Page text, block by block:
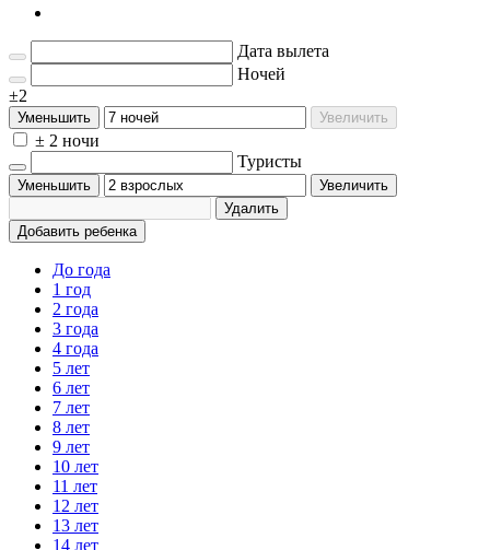
Дата вылета
Ночей
±2
Уменьшить Увеличить
± 2 ночи
Туристы
Уменьшить
Увеличить
Удалить
Добавить ребенка
До года
1 год
2 года
3 года
4 года
5 лет
6 лет
7 лет
8 лет
9 лет
10 лет
11 лет
12 лет
13 лет
14 лет